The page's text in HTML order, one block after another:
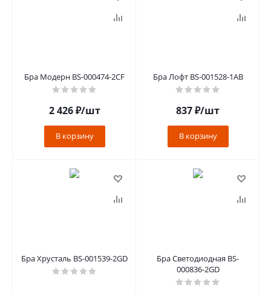
Бра Модерн BS-000474-2CF
2 426₽/шт
В корзину
Бра Лофт BS-001528-1AB
837₽/шт
В корзину
Бра Хрусталь BS-001539-2GD
Бра Светодиодная BS-
000836-2GD